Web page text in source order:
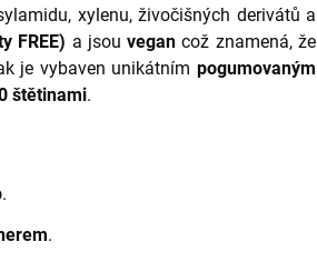
xylenu, živočišných derivátů a
FREE) a jsouvegan což znamená, že
je vybaven unikátním pogumovaným
štětinami.
.
.